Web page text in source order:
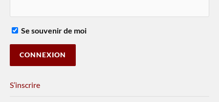
Se souvenir de moi
S’inscrire